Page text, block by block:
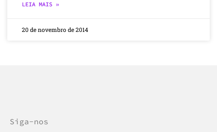
LEIA MAIS »
20 de novembro de 2014
Siga-nos